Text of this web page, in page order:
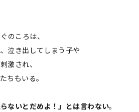
のころは、
泣き出してしまう子や
激され、
ちもいる。
らないとだめよ！」とは言わない。